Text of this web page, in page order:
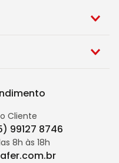
Cliente
99127 8746
8h às 18h